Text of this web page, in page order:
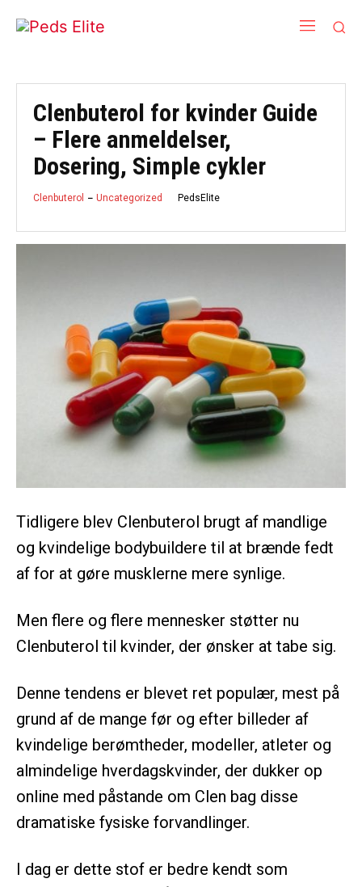
Clenbuterol for kvinder Guide
– Flere anmeldelser,
Dosering, Simple cykler
Clenbuterol Uncategorized PedsElite
Tidligere blev Clenbuterol brugt af mandlige
og kvindelige bodybuildere til at brænde fedt
af for at gøre musklerne mere synlige.
Men flere og flere mennesker støtter nu
Clenbuterol til kvinder, der ønsker at tabe sig.
Denne tendens er blevet ret populær, mest på
grund af de mange før og efter billeder af
kvindelige berømtheder, modeller, atleter og
almindelige hverdagskvinder, der dukker op
online med påstande om Clen bag disse
dramatiske fysiske forvandlinger.
I dag er dette stof er bedre kendt som